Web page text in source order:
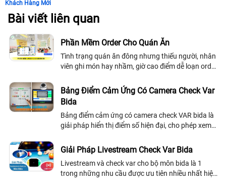
Khách Hàng Mới
Bài viết liên quan
Phần Mềm Order Cho Quán Ăn
Tình trạng quán ăn đông nhưng thiếu người, nhân
viên ghi món hay nhầm, giờ cao điểm dễ loạn order,
khách tại bàn chờ rất lâu
Bảng Điểm Cảm Ứng Có Camera Check Var
Bida
Bảng điểm cảm ứng có camera check VAR bida là
giải pháp hiển thị điểm số hiện đại, cho phép xem
check VAR nhanh chóng, tăng tính minh bạch,
công bằng và chuyên nghiệp cho CLB, phòng bida
và giải đấu
Giải Pháp Livestream Check Var Bida
Livestream và check var cho bộ môn bida là 1
trong những nhu cầu được ưu tiên nhiều nhất hiện